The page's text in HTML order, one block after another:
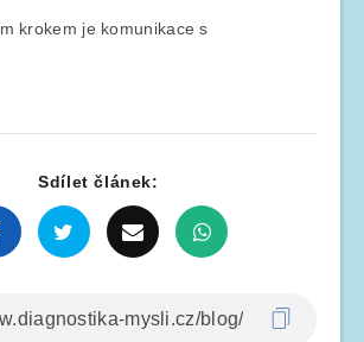
krokem je komunikace s
Sdílet článek: